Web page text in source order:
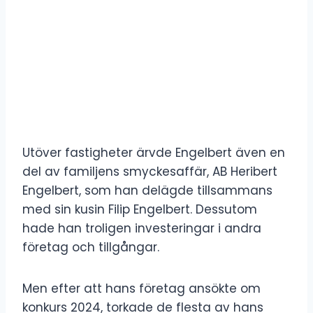
Utöver fastigheter ärvde Engelbert även en
del av familjens smyckesaffär, AB Heribert
Engelbert, som han delägde tillsammans
med sin kusin Filip Engelbert. Dessutom
hade han troligen investeringar i andra
företag och tillgångar.
Men efter att hans företag ansökte om
konkurs 2024, torkade de flesta av hans